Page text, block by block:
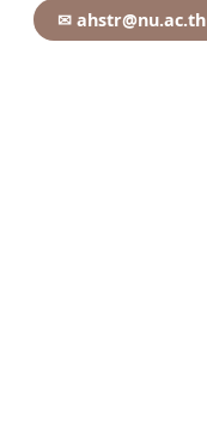
✉ ahstr@nu.ac.th